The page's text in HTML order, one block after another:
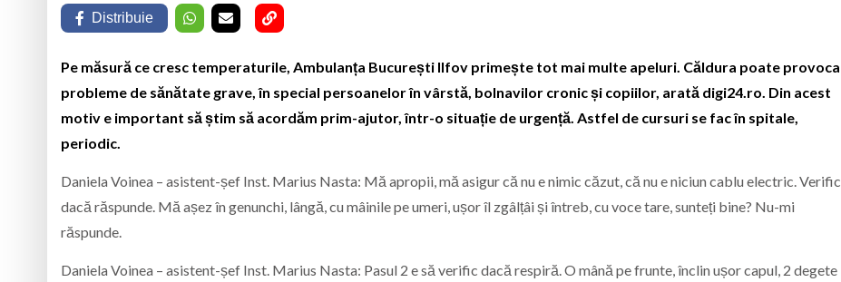
Distribuie
Pe măsură ce cresc temperaturile, Ambulanța București Ilfov primește tot mai multe apeluri. Căldura poate provoca
probleme de sănătate grave, în special persoanelor în vârstă, bolnavilor cronic și copiilor, arată digi24.ro. Din acest
motiv e important să știm să acordăm prim-ajutor, într-o situație de urgență. Astfel de cursuri se fac în spitale,
periodic.
Daniela Voinea – asistent-șef Inst. Marius Nasta: Mă apropii, mă asigur că nu e nimic căzut, că nu e niciun cablu electric. Verific
dacă răspunde. Mă așez în genunchi, lângă, cu mâinile pe umeri, ușor îl zgâlțâi și întreb, cu voce tare, sunteți bine? Nu-mi
răspunde.
Daniela Voinea – asistent-șef Inst. Marius Nasta: Pasul 2 e să verific dacă respiră. O mână pe frunte, înclin ușor capul, 2 degete